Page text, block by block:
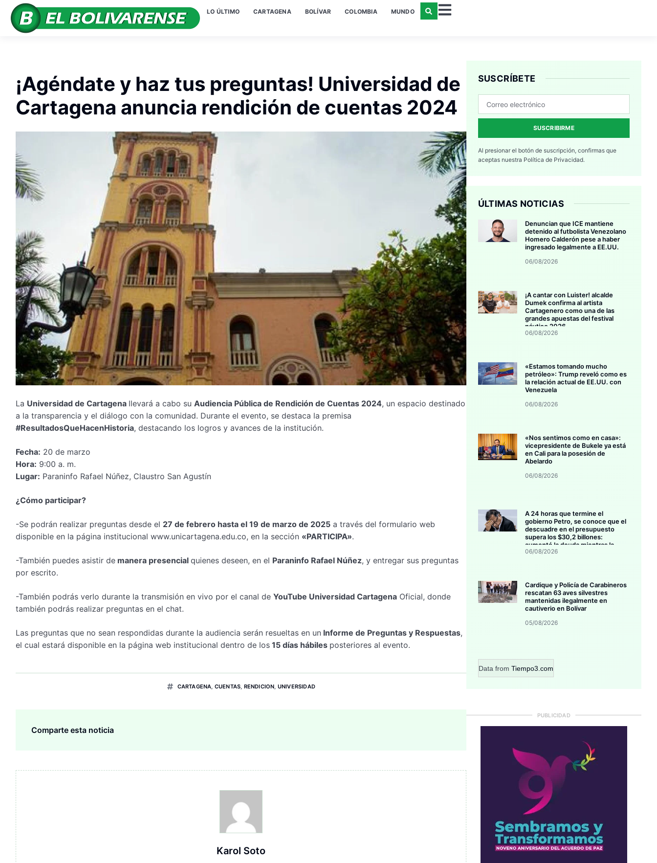
LO ÚLTIMO CARTAGENA BOLÍVAR COLOMBIA MUNDO
¡Agéndate y haz tus preguntas! Universidad de
Cartagena anuncia rendición de cuentas 2024
La Universidad de Cartagena llevará a cabo su Audiencia Pública de Rendición de Cuentas 2024, un espacio destinado
a la transparencia y el diálogo con la comunidad. Durante el evento, se destaca la premisa
#ResultadosQueHacenHistoria, destacando los logros y avances de la institución.
Fecha: 20 de marzo
Hora: 9:00 a. m.
Lugar: Paraninfo Rafael Núñez, Claustro San Agustín
¿Cómo participar?
-Se podrán realizar preguntas desde el 27 de febrero hasta el 19 de marzo de 2025 a través del formulario web
disponible en la página institucional www.unicartagena.edu.co, en la sección «PARTICIPA».
-También puedes asistir de manera presencial quienes deseen, en el Paraninfo Rafael Núñez, y entregar sus preguntas
por escrito.
-También podrás verlo durante la transmisión en vivo por el canal de YouTube Universidad Cartagena Oficial, donde
también podrás realizar preguntas en el chat.
Las preguntas que no sean respondidas durante la audiencia serán resueltas en un Informe de Preguntas y Respuestas,
el cual estará disponible en la página web institucional dentro de los 15 días hábiles posteriores al evento.
CARTAGENA, CUENTAS, RENDICION, UNIVERSIDAD
Comparte esta noticia
Karol Soto
SUSCRÍBETE
SUSCRIBIRME
Al presionar el botón de suscripción, confirmas que
aceptas nuestra Política de Privacidad.
ÚLTIMAS NOTICIAS
Denuncian que ICE mantiene
detenido al futbolista Venezolano
Homero Calderón pese a haber
ingresado legalmente a EE.UU.
06/08/2026
¡A cantar con Luister! alcalde
Dumek confirma al artista
Cartagenero como una de las
grandes apuestas del festival
náutico 2026
06/08/2026
«Estamos tomando mucho
petróleo»: Trump reveló como es
la relación actual de EE.UU. con
Venezuela
06/08/2026
«Nos sentimos como en casa»:
vicepresidente de Bukele ya está
en Cali para la posesión de
Abelardo
06/08/2026
A 24 horas que termine el
gobierno Petro, se conoce que el
descuadre en el presupuesto
supera los $30,2 billones:
aumentó la deuda mientras la
inversión se estanca
06/08/2026
Cardique y Policía de Carabineros
rescatan 63 aves silvestres
mantenidas ilegalmente en
cautiverio en Bolívar
05/08/2026
Data from Tiempo3.com
PUBLICIDAD